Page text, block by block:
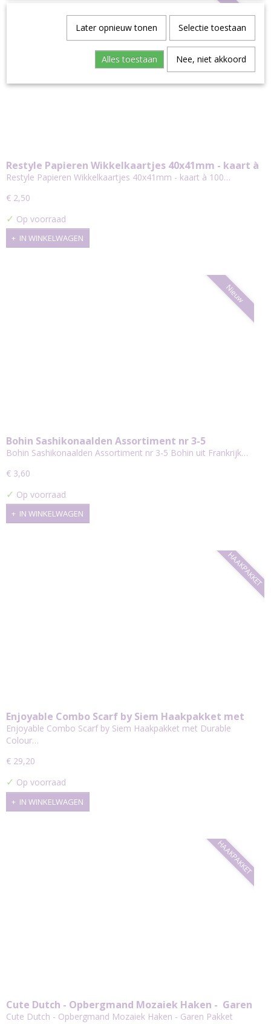
Nieuw
Restyle Papieren Wikkelkaartjes 40x41mm - kaart à
100 stuks
Restyle Papieren Wikkelkaartjes 40x41mm - kaart à 100…
€ 2,50
✓ Op voorraad
IN WINKELWAGEN
Nieuw
Bohin Sashikonaalden Assortiment nr 3-5
Bohin Sashikonaalden Assortiment nr 3-5 Bohin uit Frankrijk…
€ 3,60
✓ Op voorraad
IN WINKELWAGEN
HAAKPAKKET
Enjoyable Combo Scarf by Siem Haakpakket met
Durable Colour Cake en Piece of Cake Kleur Keuze
Enjoyable Combo Scarf by Siem Haakpakket met Durable
Colour…
€ 29,20
✓ Op voorraad
IN WINKELWAGEN
HAAKPAKKET
Cute Dutch - Opbergmand Mozaiek Haken - Garen
Pakket
Cute Dutch - Opbergmand Mozaiek Haken - Garen Pakket
Later opnieuw tonen Selectie toestaan
Alles toestaan Nee, niet akkoord